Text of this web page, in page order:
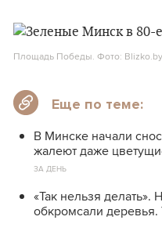
Площадь Победы. Фото:
Еще по теме:
В Минске начали
жалеют даже
ЗА ДЕНЬ
«Так нельзя
обкромсали